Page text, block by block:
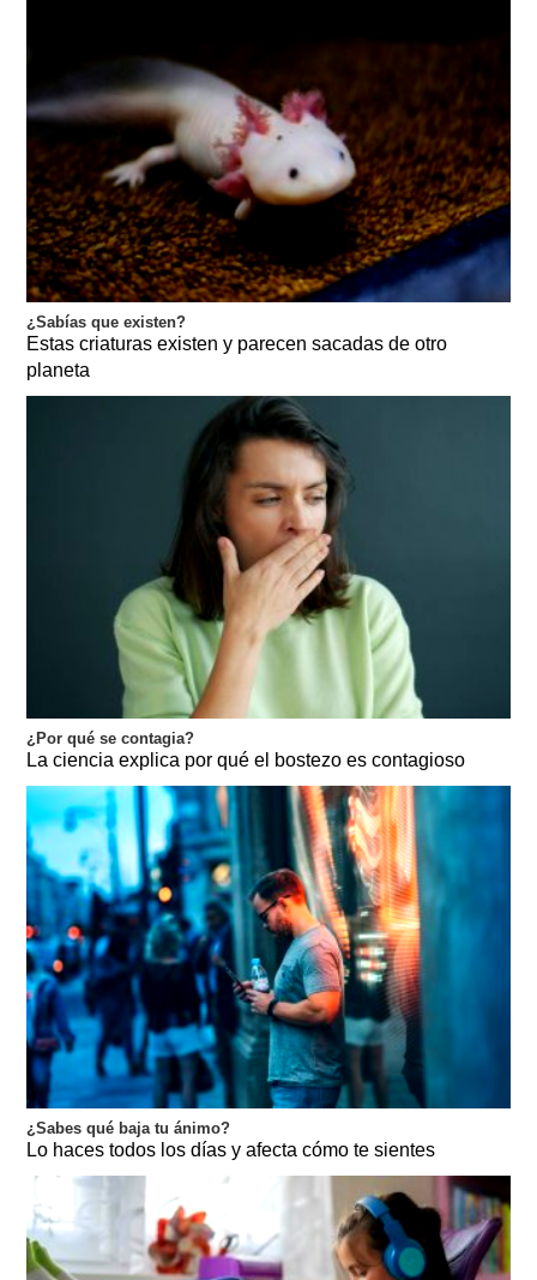
¿Sabías que existen?
Estas criaturas existen y parecen sacadas de otro
planeta
¿Por qué se contagia?
La ciencia explica por qué el bostezo es contagioso
¿Sabes qué baja tu ánimo?
Lo haces todos los días y afecta cómo te sientes